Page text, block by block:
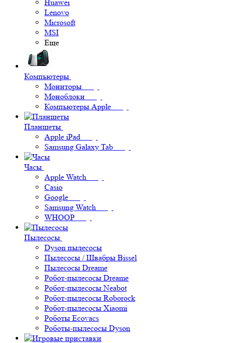
Huawei
Lenovo
Microsoft
MSI
Еще
Компьютеры
Мониторы
Моноблоки
Компьютеры Apple
Планшеты
Apple iPad
Samsung Galaxy Tab
Часы
Apple Watch
Casio
Google
Samsung Watch
WHOOP
Пылесосы
Dyson пылесосы
Пылесосы / Швабры Bissel
Пылесосы Dreame
Робот-пылесосы Dreame
Робот-пылесосы Neabot
Робот-пылесосы Roborock
Робот-пылесосы Xiaomi
Роботы Ecovacs
Роботы-пылесосы Dyson